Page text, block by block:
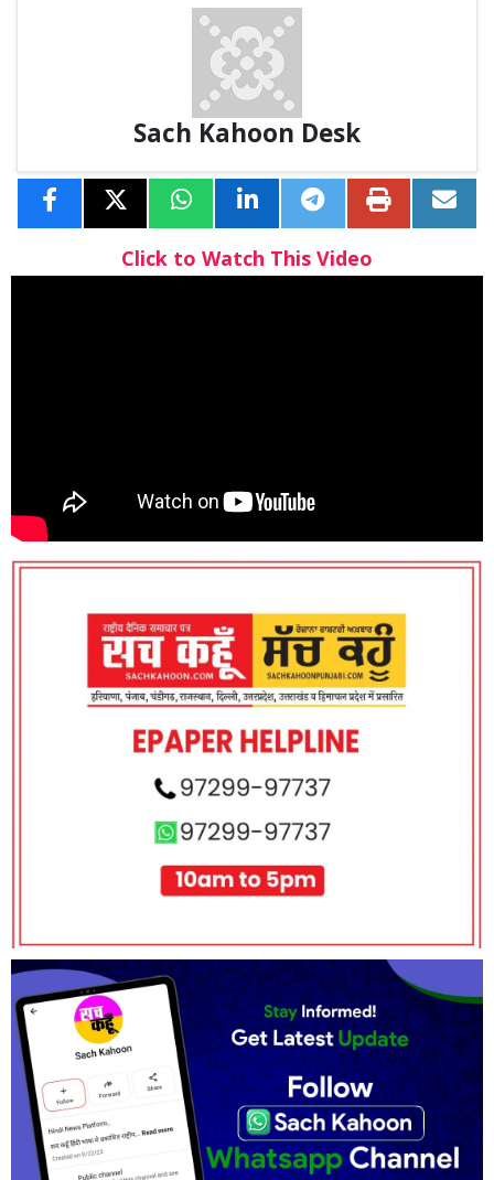
Sach Kahoon Desk
Click to Watch This Video